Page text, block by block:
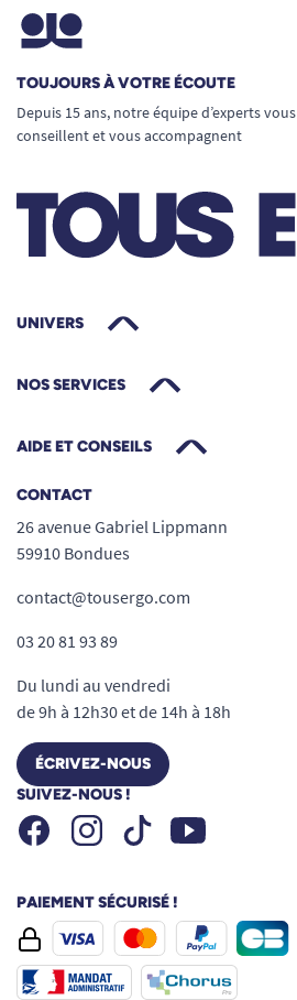
TOUJOURS À VOTRE ÉCOUTE
Depuis 15 ans, notre équipe d’experts vous
conseillent et vous accompagnent
UNIVERS
NOS SERVICES
AIDE ET CONSEILS
CONTACT
26 avenue Gabriel Lippmann
59910 Bondues
contact@tousergo.com
03 20 81 93 89
Du lundi au vendredi
de 9h à 12h30 et de 14h à 18h
ÉCRIVEZ-NOUS
SUIVEZ-NOUS !
FacebookInstagramTiktok Youtube
PAIEMENT SÉCURISÉ !